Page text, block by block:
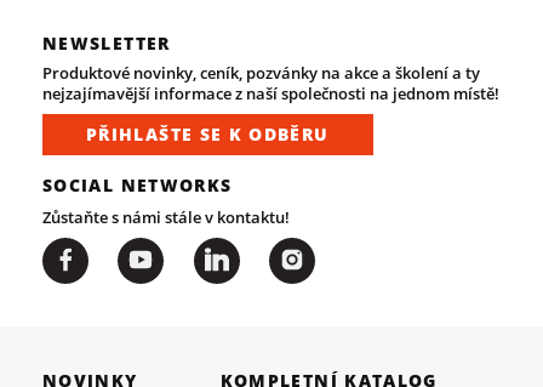
NEWSLETTER
Produktové novinky, ceník, pozvánky na akce a školení a ty
nejzajímavější informace z naší společnosti na jednom místě!
PŘIHLAŠTE SE K ODBĚRU
SOCIAL NETWORKS
Zůstaňte s námi stále v kontaktu!
NOVINKY KOMPLETNÍ KATALOG